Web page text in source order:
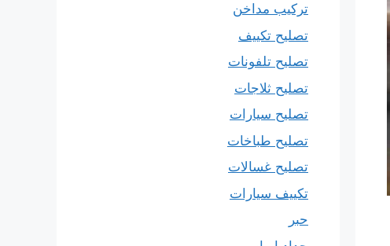
تركيب مداخن
تصليح تكييف
تصليح تلفونات
تصليح ثلاجات
تصليح سيارات
تصليح طباخات
تصليح غسالات
تكييف سيارات
حبر